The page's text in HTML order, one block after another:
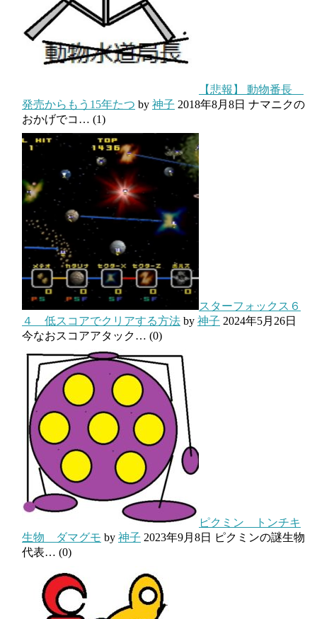
【悲報】 動物番長
発売からもう15年たつ by 神子 2018年8月8日 ナマニクの
おかげでコ… (1)
スターフォックス６
４ 低スコアでクリアする方法 by 神子 2024年5月26日
今なおスコアアタック… (0)
ピクミン トンチキ
生物 ダマグモ by 神子 2023年9月8日
ピクミンの謎生物
代表… (0)